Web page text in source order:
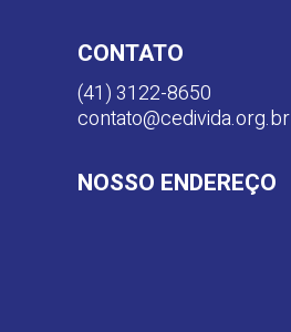
CONTATO
(41) 3122-8650
contato@cedivida.org.br
NOSSO ENDEREÇO